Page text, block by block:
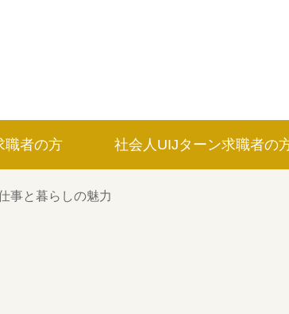
イベントカレ
職者の方 社会人UIJターン求職者の
事と暮らしの魅力